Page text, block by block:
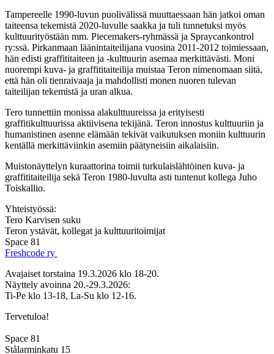
Tampereelle 1990-luvun puolivälissä muuttaessaan hän jatkoi oman
taiteensa tekemistä 2020-luvulle saakka ja tuli tunnetuksi myös
kulttuurityöstään mm. Piecemakers-ryhmässä ja Spraycankontrol
ry:ssä. Pirkanmaan läänintaiteilijana vuosina 2011-2012 toimiessaan,
hän edisti graffititaiteen ja -kulttuurin asemaa merkittävästi. Moni
nuorempi kuva- ja graffititaiteilija muistaa Teron nimenomaan siitä,
että hän oli tienraivaaja ja mahdollisti monen nuoren tulevan
taiteilijan tekemistä ja uran alkua.
Tero tunnettiin monissa alakulttuureissa ja erityisesti
graffitikulttuurissa aktiivisena tekijänä. Teron innostus kulttuuriin ja
humanistinen asenne elämään tekivät vaikutuksen moniin kulttuurin
kentällä merkittäviinkin asemiin päätyneisiin aikalaisiin.
Muistonäyttelyn kuraattorina toimii turkulaislähtöinen kuva- ja
graffititaiteilija sekä Teron 1980-luvulta asti tuntenut kollega Juho
Toiskallio.
Yhteistyössä:
Tero Karvisen suku
Teron ystävät, kollegat ja kulttuuritoimijat
Space 81
Freshcode ry
Avajaiset torstaina 19.3.2026 klo 18-20.
Näyttely avoinna 20.-29.3.2026:
Ti-Pe klo 13-18, La-Su klo 12-16.
Tervetuloa!
Space 81
Stålarminkatu 15